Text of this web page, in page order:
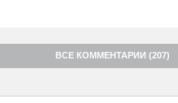
ВСЕ КОММЕНТАРИИ (207)